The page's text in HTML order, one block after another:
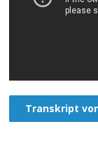
Transkript